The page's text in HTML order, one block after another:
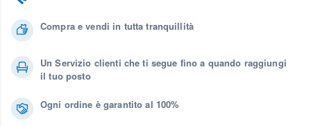
Compra e vendi in tutta tranquillità
Un Servizio clienti che ti segue fino a quando raggiungi
il tuo posto
Ogni ordine è garantito al 100%